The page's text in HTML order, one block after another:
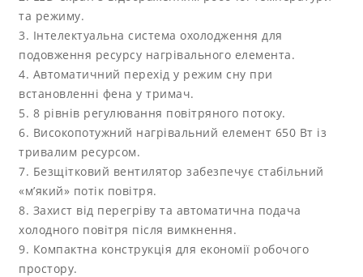
та режиму.
3. Інтелектуальна система охолодження для
подовження ресурсу нагрівального елемента.
4. Автоматичний перехід у режим сну при
встановленні фена у тримач.
5. 8 рівнів регулювання повітряного потоку.
6. Високопотужний нагрівальний елемент 650 Вт із
тривалим ресурсом.
7. Безщітковий вентилятор забезпечує стабільний
«м’який» потік повітря.
8. Захист від перегріву та автоматична подача
холодного повітря після вимкнення.
9. Компактна конструкція для економії робочого
простору.